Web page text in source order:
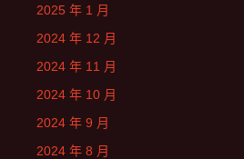
2025 年 1 月
2024 年 12 月
2024 年 11 月
2024 年 10 月
2024 年 9 月
2024 年 8 月